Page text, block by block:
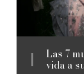
Las 7
vida a